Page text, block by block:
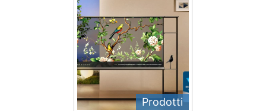
Prodotti